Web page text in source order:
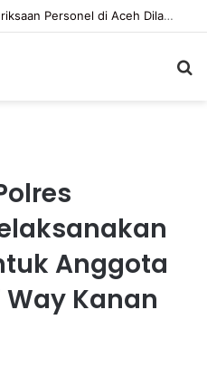
Polri Pastikan Proses Pemeriksaan Personel di Aceh Dilaksanakan Secara Profesional dan Transparan
Anggota
Kanan